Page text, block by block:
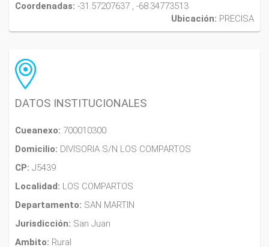
Coordenadas: -31.57207637 , -68.34773513
Ubicación: PRECISA
DATOS INSTITUCIONALES
Cueanexo: 700010300
Domicilio: DIVISORIA S/N LOS COMPARTOS
CP: J5439
Localidad: LOS COMPARTOS
Departamento: SAN MARTIN
Jurisdicción: San Juan
Ambito: Rural